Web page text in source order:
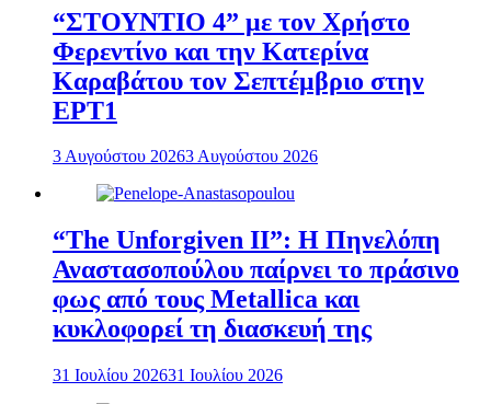
“ΣΤΟΥΝΤΙΟ 4” με τον Χρήστο
Φερεντίνο και την Κατερίνα
Καραβάτου τον Σεπτέμβριο στην
ΕΡΤ1
3 Αυγούστου 20263 Αυγούστου 2026
“The Unforgiven II”: Η Πηνελόπη
Αναστασοπούλου παίρνει το πράσινο
φως από τους Metallica και
κυκλοφορεί τη διασκευή της
31 Ιουλίου 202631 Ιουλίου 2026